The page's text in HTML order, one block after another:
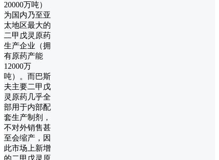
20000万吨）
为国内乃至亚
太地区最大的
二甲戊灵原药
生产企业（拥
有原药产能
12000万
吨）。而巴斯
夫主要二甲戊
灵原药几乎全
部用于内部配
套生产制剂，
不对外销售甚
至会缩产，因
此市场上新增
的二甲戊灵原